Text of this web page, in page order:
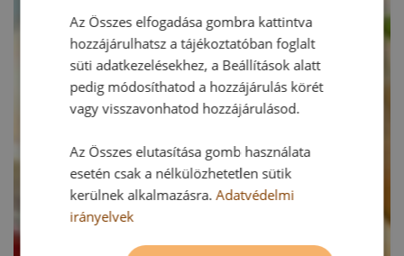
Az Összes elfogadása gombra kattintva
hozzájárulhatsz a tájékoztatóban foglalt
süti adatkezelésekhez, a Beállítások alatt
pedig módosíthatod a hozzájárulás körét
vagy visszavonhatod hozzájárulásod.
Az Összes elutasítása gomb használata
esetén csak a nélkülözhetetlen sütik
kerülnek alkalmazásra.Adatvédelmi
irányelvek